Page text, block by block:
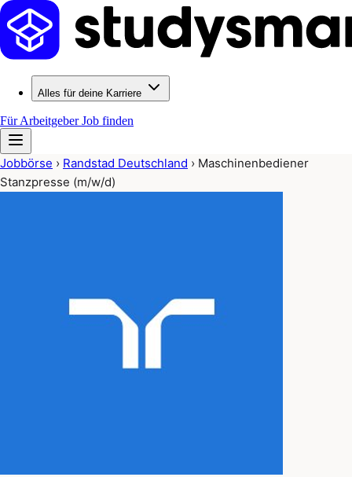
Alles für deine Karriere
Für ArbeitgeberJob finden
Jobbörse › Randstad Deutschland › Maschinenbediener
Stanzpresse (m/w/d)